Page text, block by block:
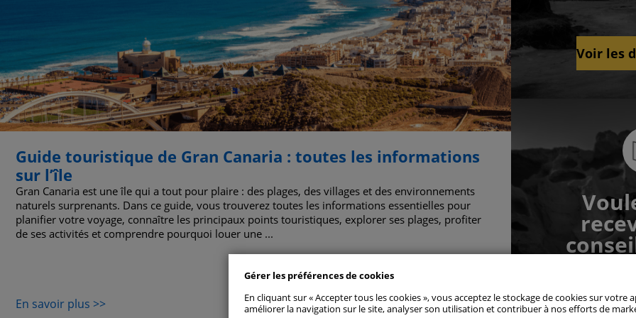
Guide touristique de Gran Canaria : toutes les informations
sur l’île
Gran Canaria est une île qui a tout pour plaire : des plages, des villages et des environnements
naturels surprenants. Dans ce guide, vous trouverez toutes les informations essentielles pour
planifier votre voyage, connaître les principaux points touristiques, explorer ses plages, profiter
de ses activités et comprendre pourquoi louer une ...
En savoir plus >>
Voir les
Gérer les préférences de cookies
En cliquant sur « Accepter tous les cookies », vous acceptez le stockage de cookies sur votre
améliorer la navigation sur le site, analyser son utilisation et contribuer à nos efforts de
Tout autoriser
Cookies strictement nécessaires